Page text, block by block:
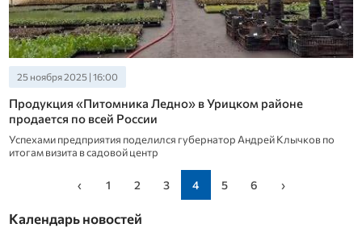
25 ноября 2025 | 16:00
Продукция «Питомника Ледно» в Урицком районе
продается по всей России
Успехами предприятия поделился губернатор Андрей Клычков по
итогам визита в садовой центр
‹ 1 2 3 4 5 6 ›
Календарь новостей